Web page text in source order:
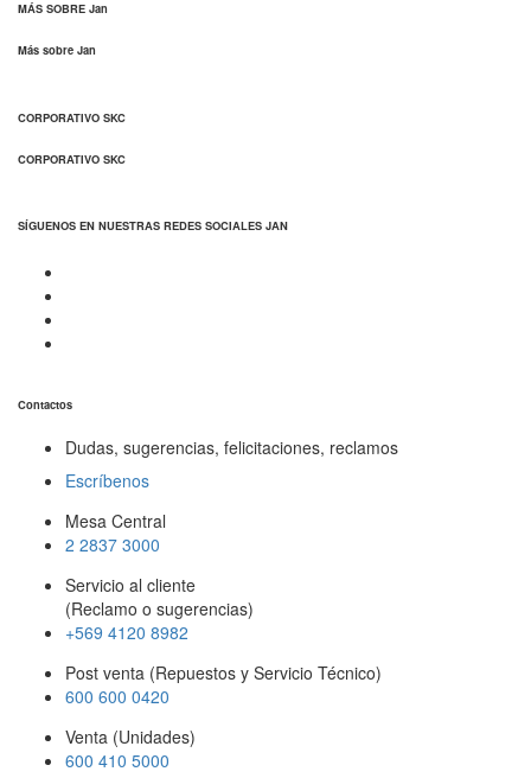
MÁS SOBRE Jan
Más sobre Jan
CORPORATIVO SKC
CORPORATIVO SKC
SÍGUENOS EN NUESTRAS REDES SOCIALES JAN
Contactos
Dudas, sugerencias, felicitaciones, reclamos
Escríbenos
Mesa Central
2 2837 3000
Servicio al cliente
(Reclamo o sugerencias)
+569 4120 8982
Post venta (Repuestos y Servicio Técnico)
600 600 0420
Venta (Unidades)
600 410 5000